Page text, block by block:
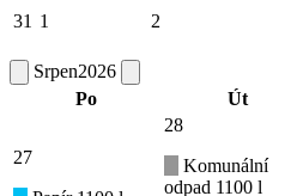
31 1 2
Srpen2026
Po
Út
27
28
Komunální
odpad 1100 l